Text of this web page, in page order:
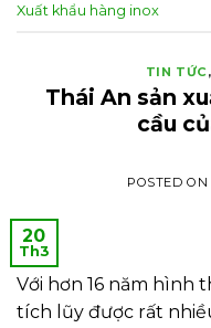
Xuất khẩu hàng inox
TIN TỨC,
Thái An sản
cầu
POSTED ON
20
Th3
Với hơn 16 năm hình
tích lũy được rất